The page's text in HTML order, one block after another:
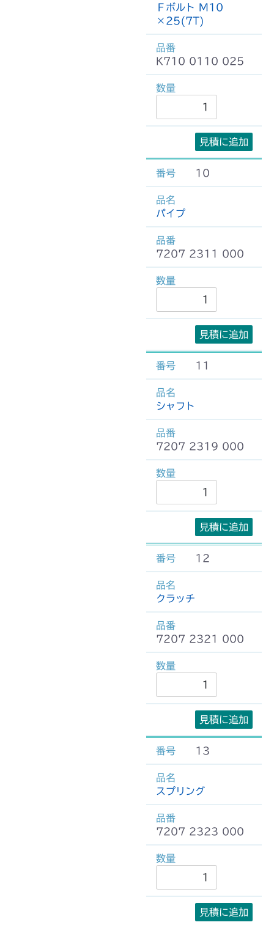
Ｆボルト M10
×25(7T)
K710 0110 025
見積に追加
10
パイプ
7207 2311 000
見積に追加
11
シャフト
7207 2319 000
見積に追加
12
クラッチ
7207 2321 000
見積に追加
13
スプリング
7207 2323 000
見積に追加